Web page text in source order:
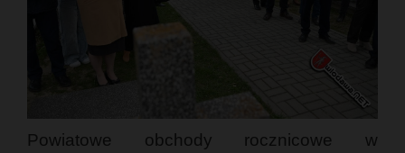
Powiatowe obchody rocznicowe w